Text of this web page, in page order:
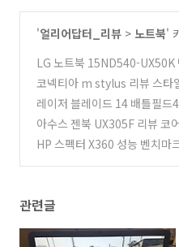
'얼리어답터_리뷰 > 노트북'
LG 노트북 15ND540-UX50K
코넥티아 m stylus 리뷰 스타
능
(10)
레이저 블레이드 14 배틀필드
아수스 젠북 UX305F 리뷰 코
노트북 (10)
HP 스펙터 X360 성능 벤치마
관련글